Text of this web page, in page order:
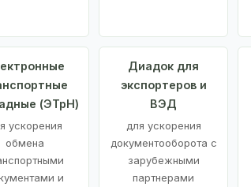
(ЭТрН)
ускорения
обмена
и
Диадок для
экспортеров и
ВЭД
для ускорения
документооборота с
зарубежными
партнерами